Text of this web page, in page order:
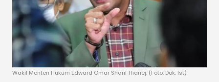
Wakil Menteri Hukum Edward Omar Sharif Hiariej. (Foto: Dok. Ist)